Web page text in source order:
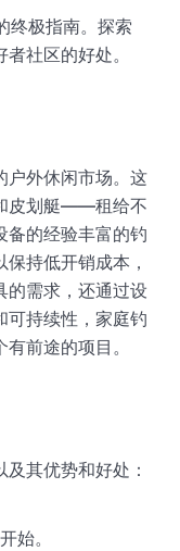
终极指南。探索
社区的好处。
户外休闲市场。这
皮划艇——租给不
备的经验丰富的钓
持低开销成本，
的需求，还通过设
可持续性，家庭钓
前途的项目。
其优势和好处：
始。